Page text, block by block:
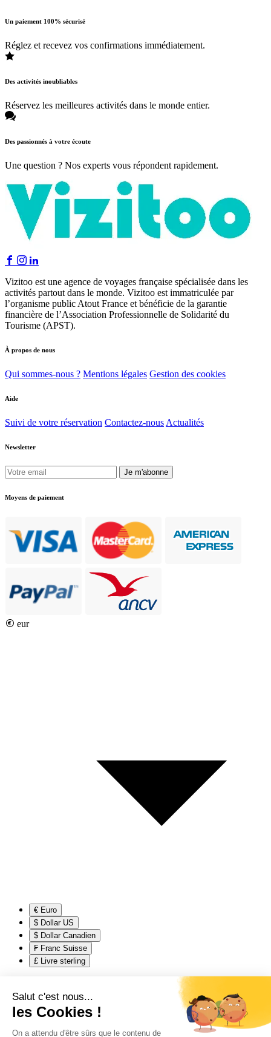
Un paiement 100% sécurisé
Réglez et recevez vos confirmations immédiatement.
Des activités inoubliables
Réservez les meilleures activités dans le monde entier.
Des passionnés à votre écoute
Une question ? Nos experts vous répondent rapidement.
Vizitoo est une agence de voyages française spécialisée dans les
activités partout dans le monde. Vizitoo est immatriculée par
l’organisme public Atout France et bénéficie de la garantie
financière de l’Association Professionnelle de Solidarité du
Tourisme (APST).
À propos de nous
Qui sommes-nous ? Mentions légales Gestion des cookies
Aide
Suivi de votre réservation Contactez-nous Actualités
Newsletter
Je m'abonne
Moyens de paiement
eur
€ Euro
$ Dollar US
$ Dollar Canadien
₣ Franc Suisse
£ Livre sterling